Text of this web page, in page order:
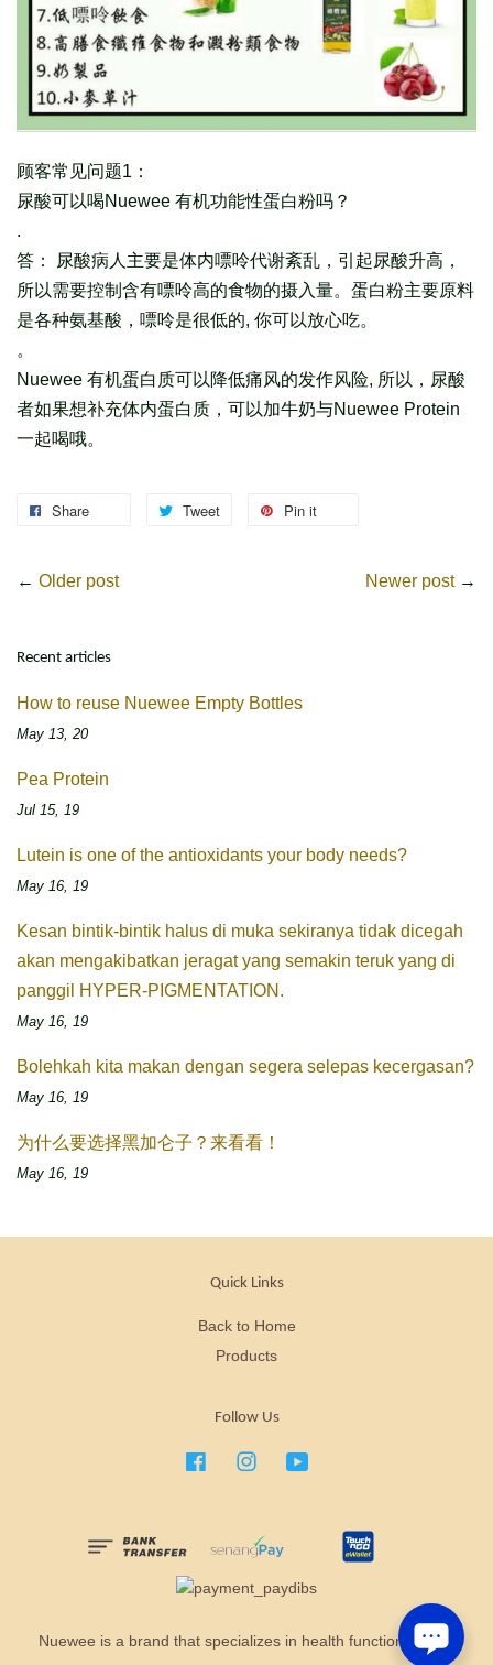
顾客常见问题1：
尿酸可以喝Nuewee 有机功能性蛋白粉吗？
.
答： 尿酸病人主要是体内嘌呤代谢紊乱，引起尿酸升高，
所以需要控制含有嘌呤高的食物的摄入量。蛋白粉主要原料
是各种氨基酸，嘌呤是很低的, 你可以放心吃。
。
Nuewee 有机蛋白质可以降低痛风的发作风险, 所以，尿酸
者如果想补充体内蛋白质，可以加牛奶与Nuewee Protein
一起喝哦。
Share Tweet Pin it
← Older post Newer post→
Recent articles
How to reuse Nuewee Empty Bottles
May 13, 20
Pea Protein
Jul 15, 19
Lutein is one of the antioxidants your body needs?
May 16, 19
Kesan bintik-bintik halus di muka sekiranya tidak dicegah
akan mengakibatkan jeragat yang semakin teruk yang di
panggil HYPER-PIGMENTATION.
May 16, 19
Bolehkah kita makan dengan segera selepas kecergasan?
May 16, 19
为什么要选择黑加仑子？来看看！
May 16, 19
Quick Links
Back to Home
Products
Follow Us
FacebookInstagram
Nuewee is a brand that specializes in health functional food.